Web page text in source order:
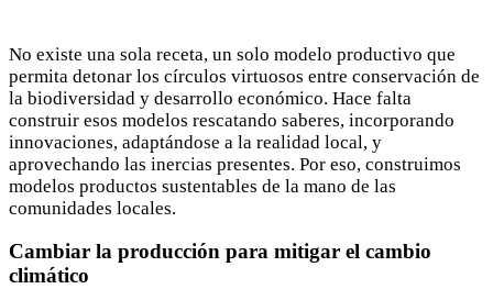
No existe una sola receta, un solo modelo productivo que
permita detonar los círculos virtuosos entre conservación de
la biodiversidad y desarrollo económico. Hace falta
construir esos modelos rescatando saberes, incorporando
innovaciones, adaptándose a la realidad local, y
aprovechando las inercias presentes. Por eso, construimos
modelos productos sustentables de la mano de las
comunidades locales.
Cambiar la producción para mitigar el cambio
climático